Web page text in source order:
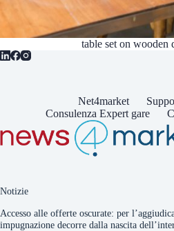
table set on wooden
Net4market
Consulenza Expert gare
Notizie
Accesso alle offerte oscurate: per
impugnazione decorre dalla nascita